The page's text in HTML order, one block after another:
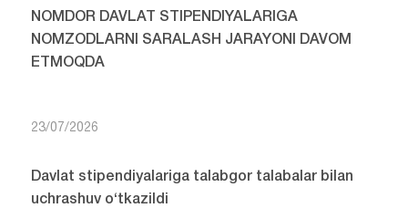
NOMDOR DAVLAT STIPENDIYALARIGA
NOMZODLARNI SARALASH JARAYONI DAVOM
ETMOQDA
23/07/2026
Davlat stipendiyalariga talabgor talabalar bilan
uchrashuv o‘tkazildi